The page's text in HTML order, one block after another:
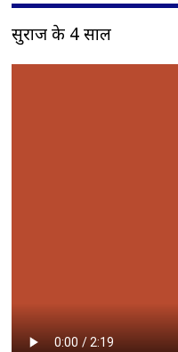
सुराज के 4 साल